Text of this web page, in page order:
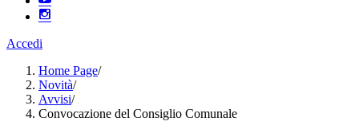
Accedi
Home Page/
Novità/
Avvisi/
Convocazione del Consiglio Comunale